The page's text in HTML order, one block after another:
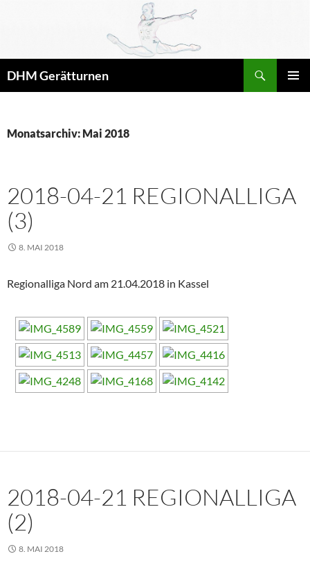
DHM Gerätturnen
Monatsarchiv: Mai 2018
2018-04-21 REGIONALLIGA
(3)
8. MAI 2018
Regionalliga Nord am 21.04.2018 in Kassel
2018-04-21 REGIONALLIGA
(2)
8. MAI 2018